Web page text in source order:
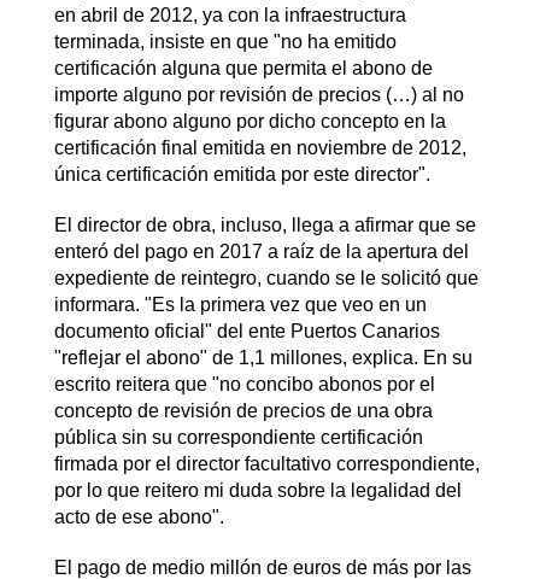
en abril de 2012, ya con la infraestructura
terminada, insiste en que "no ha emitido
certificación alguna que permita el abono de
importe alguno por revisión de precios (…) al no
figurar abono alguno por dicho concepto en la
certificación final emitida en noviembre de 2012,
única certificación emitida por este director".
El director de obra, incluso, llega a afirmar que se
enteró del pago en 2017 a raíz de la apertura del
expediente de reintegro, cuando se le solicitó que
informara. "Es la primera vez que veo en un
documento oficial" del ente Puertos Canarios
"reflejar el abono" de 1,1 millones, explica. En su
escrito reitera que "no concibo abonos por el
concepto de revisión de precios de una obra
pública sin su correspondiente certificación
firmada por el director facultativo correspondiente,
por lo que reitero mi duda sobre la legalidad del
acto de ese abono".
El pago de medio millón de euros de más por las